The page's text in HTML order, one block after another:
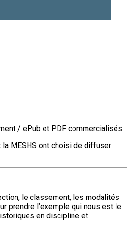
/ ePub et PDF commercialisés.
MESHS ont choisi de diffuser
le classement, les modalités
prendre l’exemple qui nous est le
en discipline et